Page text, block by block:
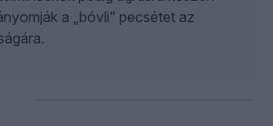
a „bóvli” pecsétet az